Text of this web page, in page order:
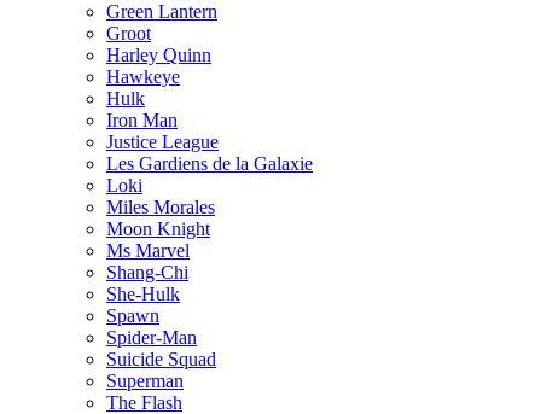
Green Lantern
Groot
Harley Quinn
Hawkeye
Hulk
Iron Man
Justice League
Les Gardiens de la Galaxie
Loki
Miles Morales
Moon Knight
Ms Marvel
Shang-Chi
She-Hulk
Spawn
Spider-Man
Suicide Squad
Superman
The Flash